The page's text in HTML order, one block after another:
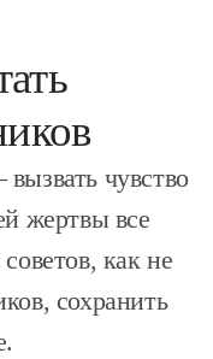
чувство
жертвы все
как не
сохранить